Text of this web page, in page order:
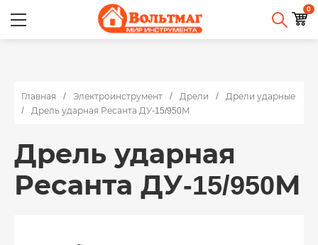
0
Главная Электроинструмент Дрели
Дрели ударные
Дрель ударная Ресанта ДУ-15/950М
Дрель ударная
Ресанта ДУ-15/950М